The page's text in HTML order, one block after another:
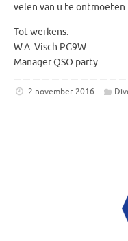
velen van u te ontmoeten.
Tot werkens.
W.A. Visch PG9W
Manager QSO party.
2 november 2016